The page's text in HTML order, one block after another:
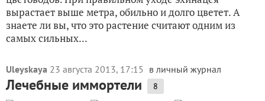
вырастает выше метра, обильно и долго цветет. А
знаете ли вы, что это растение считают одним из
самых сильных...
Uleyskaya 23 августа 2013, 17:15 в личный журнал
Лечебные иммортели 8